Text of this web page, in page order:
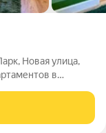
Новая улица,
в
общей